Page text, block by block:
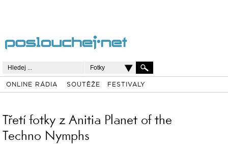
Fotky
ONLINE RÁDIA SOUTĚŽE FESTIVALY
Třetí fotky z Anitia Planet of the
Techno Nymphs